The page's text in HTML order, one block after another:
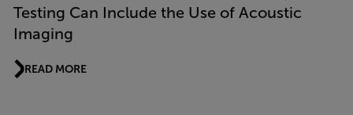
Testing Can Include the Use of Acoustic
Imaging
READ MORE